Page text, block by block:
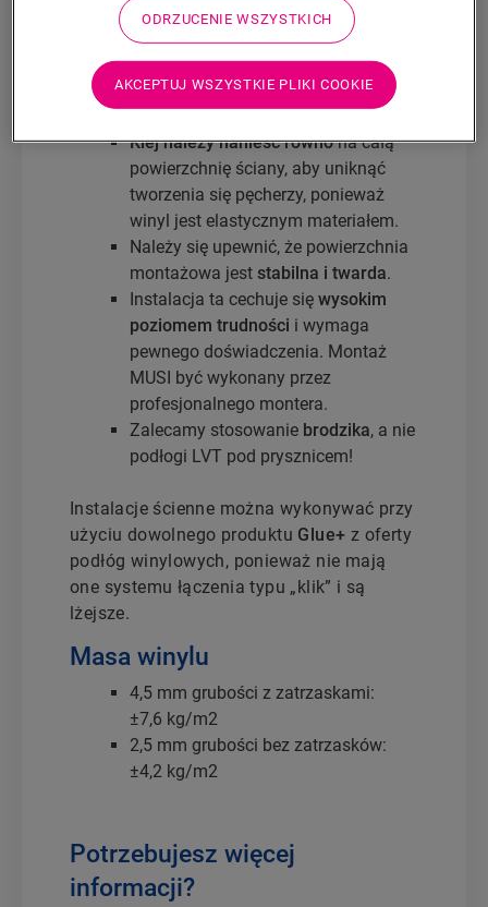
Podłoże musi byćsuche i
niezakurzone.
Do każdej instalacji ściennej należy
użyć stosownego kleju(np. Mapei
Ultrabond Eco MS 4 LVT/Wall).
Klej należy nanieść równona całą
powierzchnię ściany, aby uniknąć
tworzenia się pęcherzy, ponieważ
winyl jest elastycznym materiałem.
Należy się upewnić, że powierzchnia
montażowa jest stabilna i twarda.
Instalacja ta cechuje się wysokim
poziomem trudności i wymaga
pewnego doświadczenia. Montaż
MUSI być wykonany przez
profesjonalnego montera.
Zalecamy stosowanie brodzika, a nie
podłogi LVT pod prysznicem!
Instalacje ścienne można wykonywać przy
użyciu dowolnego produktu Glue+ z oferty
podłóg winylowych, ponieważ nie mają
one systemu łączenia typu „klik” i są
lżejsze.
Masa winylu
4,5 mm grubości z zatrzaskami:
±7,6 kg/m2
2,5 mm grubości bez zatrzasków:
±4,2 kg/m2
Potrzebujesz więcej
informacji?
ODRZUCENIE WSZYSTKICH
AKCEPTUJ WSZYSTKIE PLIKI COOKIE